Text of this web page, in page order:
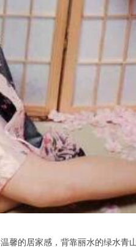
的居家感，背靠丽水的绿水青